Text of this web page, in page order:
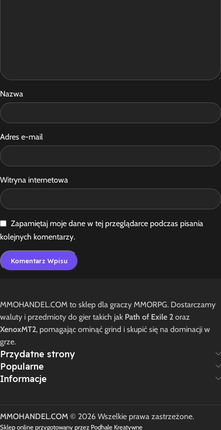
Nazwa
Adres e-mail
Witryna internetowa
Zapamiętaj moje dane w tej przeglądarce podczas pisania
kolejnych komentarzy.
MMOHANDEL.COM to sklep dla graczy MMORPG. Dostarczamy
waluty i przedmioty do gier takich jak Path of Exile 2 oraz
XenoxMT2, pomagając ominąć grind i skupić się na dominacji w
grze.
Przydatne strony
Popularne
Informacje
MMOHANDEL.COM © 2026 Wszelkie prawa zastrzeżone.
Sklep online przygotowany przez Podhale Kreatywne